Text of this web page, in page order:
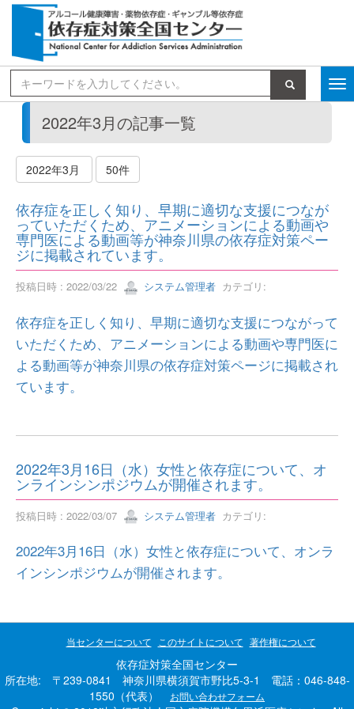
検索
2022年3月の記事一覧
2022年3月 50件
依存症を正しく知り、早期に適切な支援につなが
っていただくため、アニメーションによる動画や
専門医による動画等が神奈川県の依存症対策ペー
ジに掲載されています。
投稿日時 : 2022/03/22 システム管理者 カテゴリ:
依存症を正しく知り、早期に適切な支援につながって
いただくため、アニメーションによる動画や専門医に
よる動画等が神奈川県の依存症対策ページに掲載され
ています。
2022年3月16日（水）女性と依存症について、オ
ンラインシンポジウムが開催されます。
投稿日時 : 2022/03/07 システム管理者 カテゴリ:
2022年3月16日（水）女性と依存症について、オンラ
インシンポジウムが開催されます。
当センターについて このサイトについて 著作権について
依存症対策全国センター
所在地: 〒239-0841 神奈川県横須賀市野比5-3-1 電話：046-848-
1550（代表）
お問い合わせフォーム